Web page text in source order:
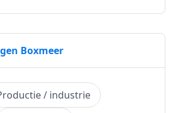
Boxmeer
/ industrie